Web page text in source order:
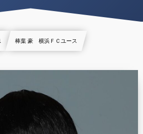
棒葉 豪 横浜ＦＣユース